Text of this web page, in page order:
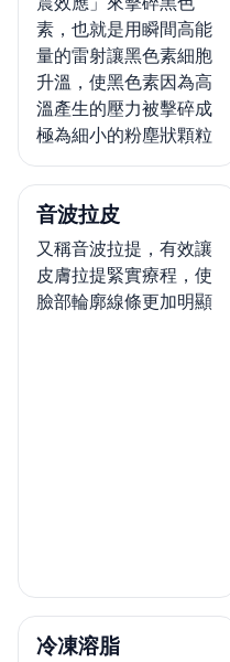
素，也就是用瞬間高能
量的雷射讓黑色素細胞
升溫，使黑色素因為高
溫產生的壓力被擊碎成
極為細小的粉塵狀顆粒
音波拉皮
又稱音波拉提，有效讓
皮膚拉提緊實療程，使
臉部輪廓線條更加明顯
冷凍溶脂